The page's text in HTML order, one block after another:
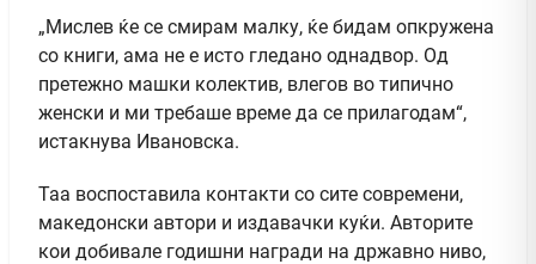
„Мислев ќе се смирам малку, ќе бидам опкружена
со книги, ама не е исто гледано однадвор. Од
претежно машки колектив, влегов во типично
женски и ми требаше време да се прилагодам“,
истакнува Ивановска.
Таа воспоставила контакти со сите современи,
македонски автори и издавачки куќи. Авторите
кои добивале годишни награди на државно ниво,